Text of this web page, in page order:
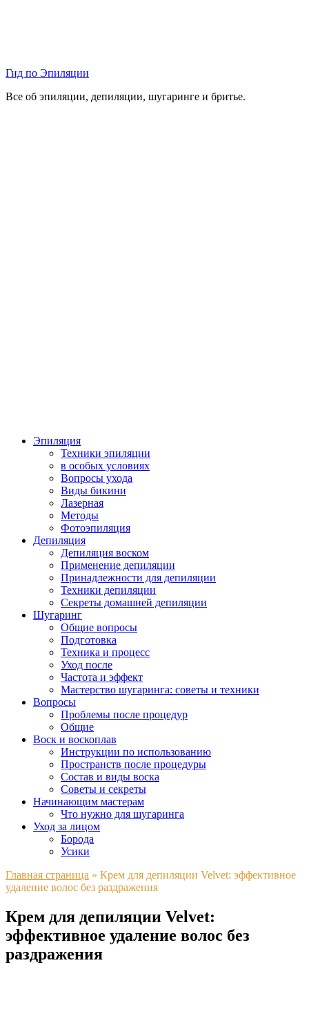
Гид по Эпиляции
Все об эпиляции, депиляции, шугаринге и бритье.
Эпиляция
Техники эпиляции
в особых условиях
Вопросы ухода
Виды бикини
Лазерная
Методы
Фотоэпиляция
Депиляция
Депиляция воском
Применение депиляции
Принадлежности для депиляции
Техники депиляции
Секреты домашней депиляции
Шугаринг
Общие вопросы
Подготовка
Техника и процесс
Уход после
Частота и эффект
Мастерство шугаринга: советы и техники
Вопросы
Проблемы после процедур
Общие
Воск и воскоплав
Инструкции по использованию
Пространств после процедуры
Состав и виды воска
Советы и секреты
Начинающим мастерам
Что нужно для шугаринга
Уход за лицом
Борода
Усики
Главная страница » Крем для депиляции Velvet: эффективное
удаление волос без раздражения
Крем для депиляции Velvet:
эффективное удаление волос без
раздражения